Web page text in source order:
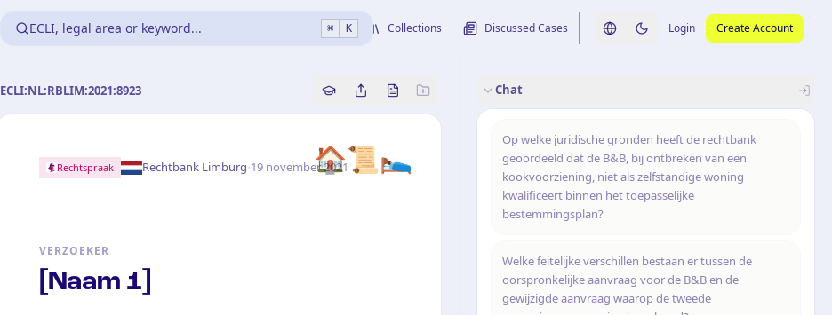
ECLI, legal area or keyword... ⌘ K Collections Discussed Cases Switch language
Switch to dark theme
Login Create Account
ECLI:NL:RBLIM:2021:8923 Copy source reference
Share this analysis
Bekijk originele uitspraak
🏠📜🛌
Rechtspraak Rechtbank Limburg·19 november 2021
VERZOEKER
[Naam 1]
Chat
Op welke juridische gronden heeft de rechtbank
geoordeeld dat de B&B, bij ontbreken van een
kookvoorziening, niet als zelfstandige woning
kwalificeert binnen het toepasselijke
bestemmingsplan?
Welke feitelijke verschillen bestaan er tussen de
oorspronkelijke aanvraag voor de B&B en de
gewijzigde aanvraag waarop de tweede